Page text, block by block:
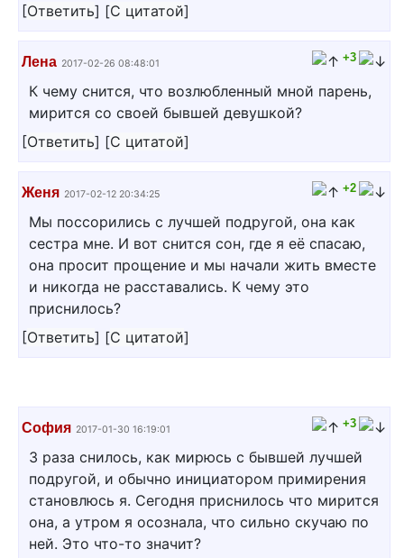
[Ответить] [С цитатой]
Лена 2017-02-26 08:48:01 +3
К чему снится, что возлюбленный мной парень,
мирится со своей бывшей девушкой?
[Ответить] [С цитатой]
Женя 2017-02-12 20:34:25 +2
Мы поссорились с лучшей подругой, она как
сестра мне. И вот снится сон, где я её спасаю,
она просит прощение и мы начали жить вместе
и никогда не расставались. К чему это
приснилось?
[Ответить] [С цитатой]
София 2017-01-30 16:19:01 +3
3 раза снилось, как мирюсь с бывшей лучшей
подругой, и обычно инициатором примирения
становлюсь я. Сегодня приснилось что мирится
она, а утром я осознала, что сильно скучаю по
ней. Это что-то значит?